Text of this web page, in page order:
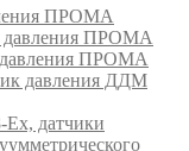
ПРОМА
давления ПРОМА
давления ПРОМА
давления ДДМ
датчики